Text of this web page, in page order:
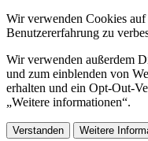
Wir verwenden Cookies auf
Benutzererfahrung zu
Wir verwenden außerdem
und zum einblenden von
erhalten und ein Opt-Out-
„Weitere informationen“.
Verstanden Weitere